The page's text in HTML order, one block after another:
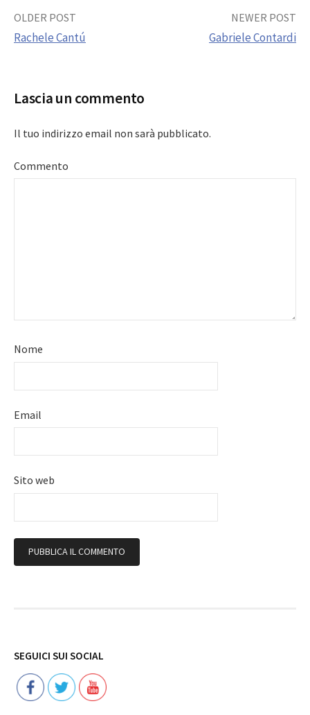
Post
OLDER POST
Rachele Cantú
NEWER POST
Gabriele Contardi
Lascia un commento
Il tuo indirizzo email non sarà pubblicato.
Commento
Nome
Email
Sito web
SEGUICI SUI SOCIAL